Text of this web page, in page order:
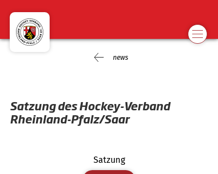
news
Satzung des Hockey-Verband
Rheinland-Pfalz/Saar
Satzung